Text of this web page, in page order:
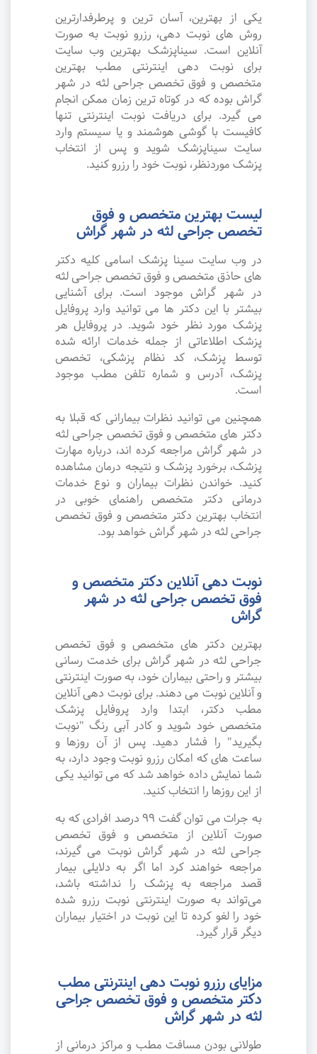
یکی از بهترین، آسان ترین و پرطرفدارترین
روش های نوبت دهی، رزرو نوبت به صورت
آنلاین است. سیناپزشک بهترین وب سایت
برای نوبت دهی اینترنتی مطب بهترین
متخصص و فوق تخصص جراحی لثه در شهر
گراش بوده که در کوتاه ترین زمان ممکن انجام
می گیرد. برای دریافت نوبت اینترنتی تنها
کافیست با گوشی هوشمند و یا سیستم وارد
سایت سیناپزشک شوید و پس از انتخاب
پزشک موردنظر، نوبت خود را رزرو کنید.
لیست بهترین متخصص و فوق
تخصص جراحی لثه در شهر گراش
در وب سایت سینا پزشک اسامی کلیه دکتر
های حاذق متخصص و فوق تخصص جراحی لثه
در شهر گراش موجود است. برای آشنایی
بیشتر با این دکتر ها می توانید وارد پروفایل
پزشک مورد نظر خود شوید. در پروفایل هر
پزشک اطلاعاتی از جمله خدمات ارائه شده
توسط پزشک، کد نظام پزشکی، تخصص
پزشک، آدرس و شماره تلفن مطب موجود
است.
همچنین می توانید نظرات بیمارانی که قبلا به
دکتر های متخصص و فوق تخصص جراحی لثه
در شهر گراش مراجعه کرده اند، درباره مهارت
پزشک، برخورد پزشک و نتیجه درمان مشاهده
کنید. خواندن نظرات بیماران و نوع خدمات
درمانی دکتر متخصص راهنمای خوبی در
انتخاب بهترین دکتر متخصص و فوق تخصص
جراحی لثه در شهر گراش خواهد بود.
نوبت دهی آنلاین دکتر متخصص و
فوق تخصص جراحی لثه در شهر
گراش
بهترین دکتر های متخصص و فوق تخصص
جراحی لثه در شهر گراش برای خدمت رسانی
بیشتر و راحتی بیماران خود، به صورت اینترنتی
و آنلاین نوبت می دهند. برای نوبت دهی آنلاین
مطب دکتر، ابتدا وارد پروفایل پزشک
متخصص خود شوید و کادر آبی رنگ "نوبت
بگیرید" را فشار دهید. پس از آن روزها و
ساعت های که امکان رزرو نوبت وجود دارد، به
شما نمایش داده خواهد شد که می توانید یکی
از این روزها را انتخاب کنید.
به جرات می‌ توان گفت ۹۹ درصد افرادی که به
صورت آنلاین از متخصص و فوق تخصص
جراحی لثه در شهر گراش نوبت می گیرند،
مراجعه خواهند کرد اما اگر به دلایلی بیمار
قصد مراجعه به پزشک را نداشته باشد،
می‌تواند به صورت اینترنتی نوبت رزرو شده
خود را لغو کرده تا این نوبت در اختیار بیماران
دیگر قرار گیرد.
مزایای رزرو نوبت دهی اینترنتی مطب
دکتر متخصص و فوق تخصص جراحی
لثه در شهر گراش
طولانی بودن مسافت مطب و مراکز درمانی از